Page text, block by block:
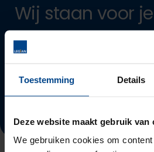
Toestemming Details
Deze website maakt gebruik van
We gebruiken cookies om
Wij staan voor